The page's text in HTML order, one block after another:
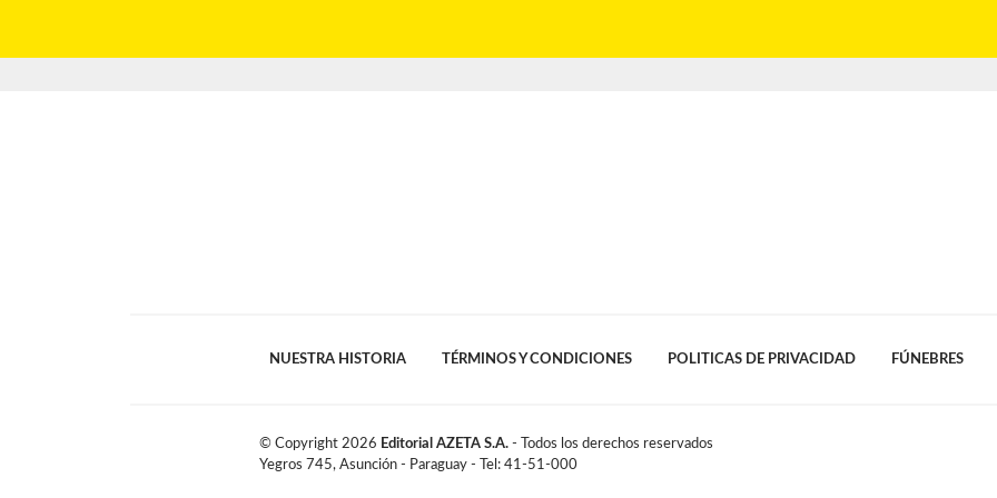
NUESTRA HISTORIA TÉRMINOS Y CONDICIONES POLITICAS DE PRIVACIDAD FÚNEBRES
© Copyright 2026 Editorial AZETA S.A. - Todos los derechos reservados
Yegros 745, Asunción - Paraguay - Tel: 41-51-000